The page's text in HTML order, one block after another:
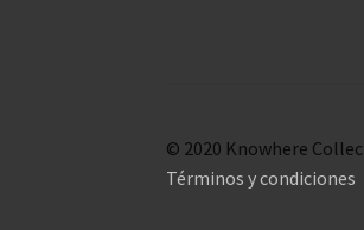
© 2020 Knowhere
Términos y condiciones